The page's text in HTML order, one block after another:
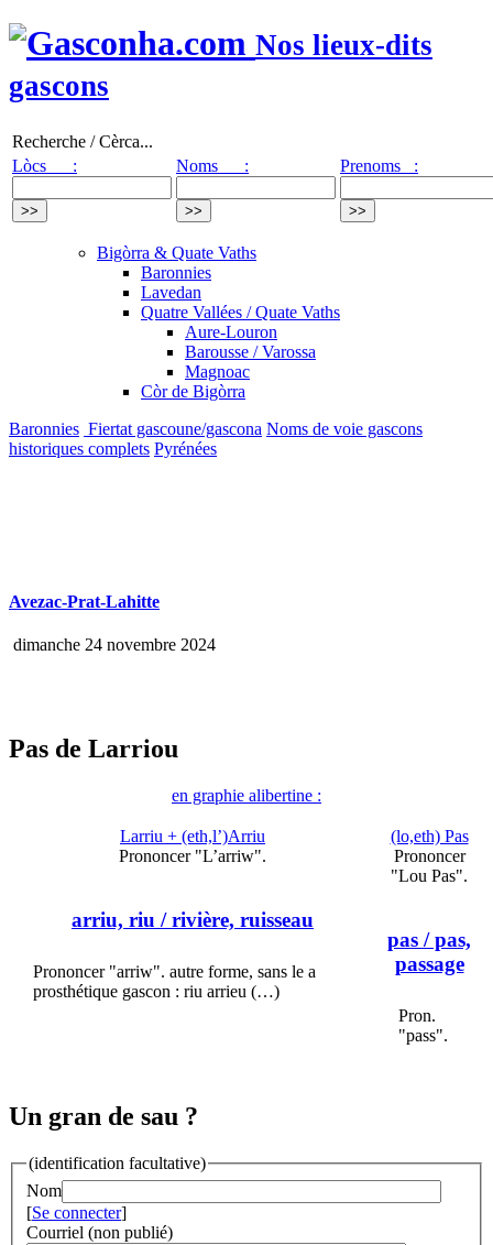
Nos lieux-dits
gascons
Recherche / Cèrca...
Lòcs :
Noms : Prenoms :
Bigòrra & Quate Vaths
Baronnies
Lavedan
Quatre Vallées / Quate Vaths
Aure-Louron
Barousse / Varossa
Magnoac
Còr de Bigòrra
Baronnies Fiertat gascoune/gascona Noms de voie gascons
historiques complets Pyrénées
Avezac-Prat-Lahitte
dimanche 24 novembre 2024
Pas de Larriou
en graphie alibertine :
Larriu + (eth,l’)Arriu
Prononcer "L’arriw".
arriu, riu / rivière, ruisseau
Prononcer "arriw". autre forme, sans le a
prosthétique gascon : riu arrieu (…)
(lo,eth) Pas
Prononcer
"Lou Pas".
pas / pas,
passage
Pron.
"pass".
Un gran de sau ?
(identification facultative)
Nom
[Se connecter]
Courriel (non publié)